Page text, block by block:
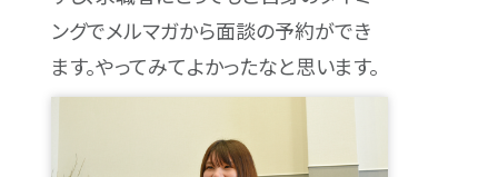
ングでメルマガから面談の予約ができ
ます。やってみてよかったなと思います。